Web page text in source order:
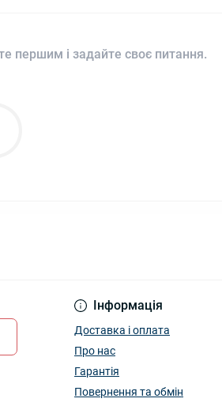
першим і задайте своє питання.
Інформація
Доставка і оплата
Про нас
Гарантія
Повернення та обмін